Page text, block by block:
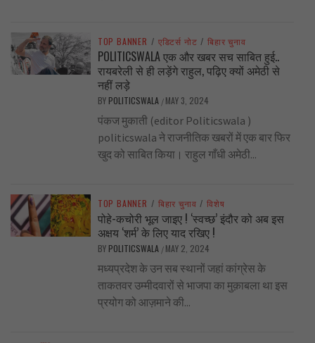
TOP BANNER / एडिटर्स नोट / बिहार चुनाव
POLITICSWALA एक और खबर सच साबित हुई..
रायबरेली से ही लड़ेंगे राहुल, पढ़िए क्यों अमेठी से
नहीं लड़े
BY POLITICSWALA / MAY 3, 2024
पंकज मुकाती (editor Politicswala )
politicswala ने राजनीतिक खबरों में एक बार फिर
खुद को साबित किया। राहुल गाँधी अमेठी...
TOP BANNER / बिहार चुनाव / विशेष
पोहे-कचोरी भूल जाइए ! ‘स्वच्छ’ इंदौर को अब इस
अक्षय ‘शर्म’ के लिए याद रखिए !
BY POLITICSWALA / MAY 2, 2024
मध्यप्रदेश के उन सब स्थानों जहां कांग्रेस के
ताकतवर उम्मीदवारों से भाजपा का मुक़ाबला था इस
प्रयोग को आज़माने की...